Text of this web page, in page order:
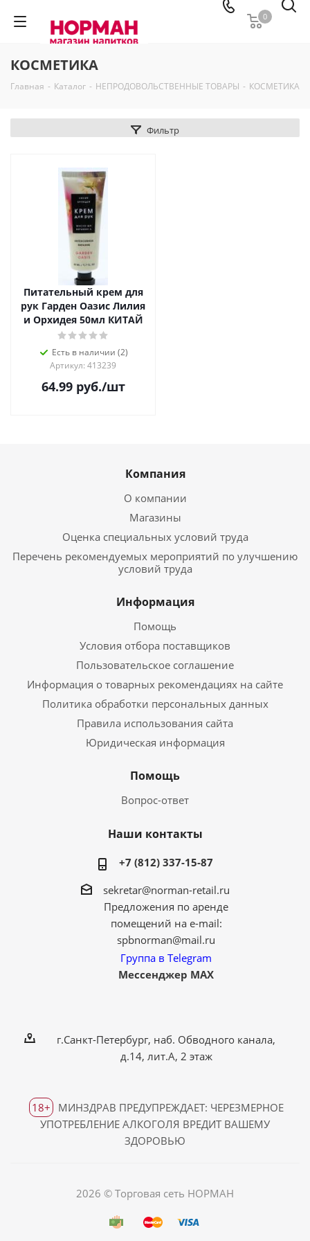
0
КОСМЕТИКА
Главная - Каталог - НЕПРОДОВОЛЬСТВЕННЫЕ ТОВАРЫ - КОСМЕТИКА
Фильтр
Питательный крем для
рук Гарден Оазис Лилия
и Орхидея 50мл КИТАЙ
Есть в наличии (2)
Артикул: 413239
64.99руб./шт
Компания
О компании
Магазины
Оценка специальных условий труда
Перечень рекомендуемых мероприятий по улучшению
условий труда
Информация
Помощь
Условия отбора поставщиков
Пользовательское соглашение
Информация о товарных рекомендациях на сайте
Политика обработки персональных данных
Правила использования сайта
Юридическая информация
Помощь
Вопрос-ответ
Наши контакты
+7 (812) 337-15-87
sekretar@norman-retail.ru
Предложения по аренде
помещений на e-mail:
spbnorman@mail.ru
Группа в Telegram
Мессенджер MAX
г.Санкт-Петербург, наб. Обводного канала,
д.14, лит.А, 2 этаж
18+
МИНЗДРАВ ПРЕДУПРЕЖДАЕТ: ЧЕРЕЗМЕРНОЕ
УПОТРЕБЛЕНИЕ АЛКОГОЛЯ ВРЕДИТ ВАШЕМУ
ЗДОРОВЬЮ
2026 © Торговая сеть НОРМАН